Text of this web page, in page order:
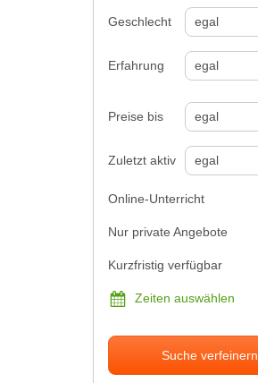
Geschlecht
Erfahrung
Preise bis
Zuletzt aktiv
Online-Unterricht
Nur private Angebote
Kurzfristig verfügbar
Zeiten auswählen
Suche verfeinern